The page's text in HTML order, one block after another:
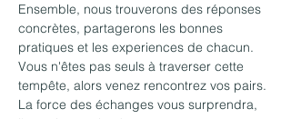
Ensemble, nous trouverons des réponses
concrètes, partagerons les bonnes
pratiques et les experiences de chacun.
Vous n'êtes pas seuls à traverser cette
tempête, alors venez rencontrez vos pairs.
La force des échanges vous surprendra,